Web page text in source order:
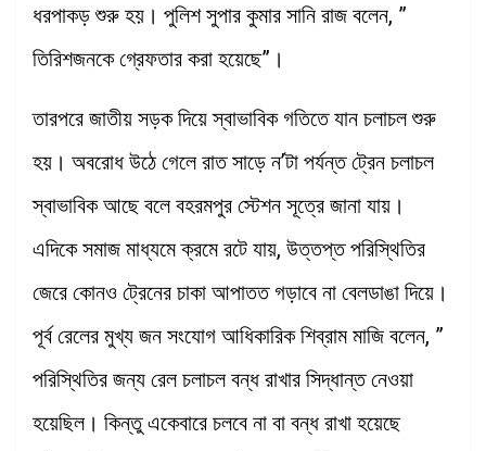
ধরপাকড় শুরু হয়। পুলিশ সুপার কুমার সানি রাজ বলেন, ”
তিরিশজনকে গ্রেফতার করা হয়েছে”।
তারপরে জাতীয় সড়ক দিয়ে স্বাভাবিক গতিতে যান চলাচল শুরু
হয়। অবরোধ উঠে গেলে রাত সাড়ে ন’টা পর্যন্ত ট্রেন চলাচল
স্বাভাবিক আছে বলে বহরমপুর স্টেশন সূত্রে জানা যায়।
এদিকে সমাজ মাধ্যমে ক্রমে রটে যায়, উত্তপ্ত পরিস্থিতির
জেরে কোনও ট্রেনের চাকা আপাতত গড়াবে না বেলডাঙা দিয়ে।
পূর্ব রেলের মুখ্য জন সংযোগ আধিকারিক শিব্রাম মাজি বলেন, ”
পরিস্থিতির জন্য রেল চলাচল বন্ধ রাখার সিদ্ধান্ত নেওয়া
হয়েছিল। কিন্তু একেবারে চলবে না বা বন্ধ রাখা হয়েছে